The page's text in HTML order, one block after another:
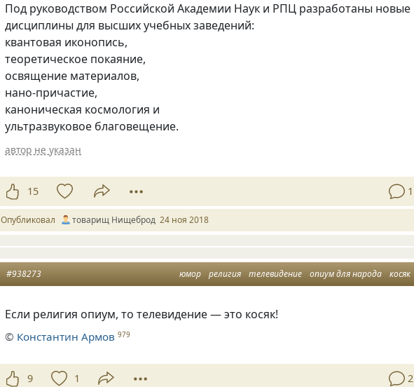
Под руководством Российской Академии Наук и РПЦ разработаны новые
дисциплины для высших учебных заведений:
квантовая иконопись,
теоретическое покаяние,
освящение материалов,
нано-причастие,
каноническая космология и
ультразвуковое благовещение.
автор не указан
15 1
Опубликовал товарищ Нищеброд 24 ноя 2018
юмор религия телевидение опиум для народа косяк
#938273
Если религия опиум, то телевидение — это косяк!
© Константин Армов 979
9 1 2